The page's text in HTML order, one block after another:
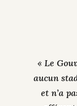
« Le
aucun
et n’a